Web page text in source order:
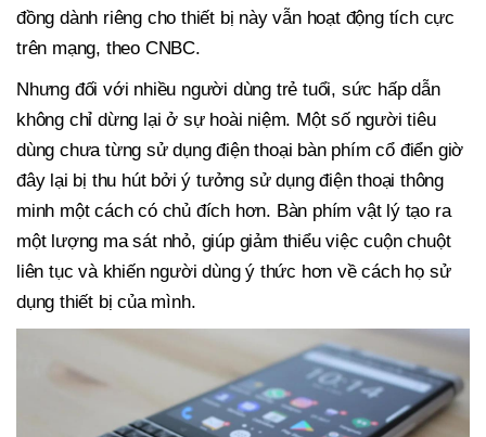
đồng dành riêng cho thiết bị này vẫn hoạt động tích cực
trên mạng, theo CNBC.
Nhưng đối với nhiều người dùng trẻ tuổi, sức hấp dẫn
không chỉ dừng lại ở sự hoài niệm. Một số người tiêu
dùng chưa từng sử dụng điện thoại bàn phím cổ điển giờ
đây lại bị thu hút bởi ý tưởng sử dụng điện thoại thông
minh một cách có chủ đích hơn. Bàn phím vật lý tạo ra
một lượng ma sát nhỏ, giúp giảm thiểu việc cuộn chuột
liên tục và khiến người dùng ý thức hơn về cách họ sử
dụng thiết bị của mình.